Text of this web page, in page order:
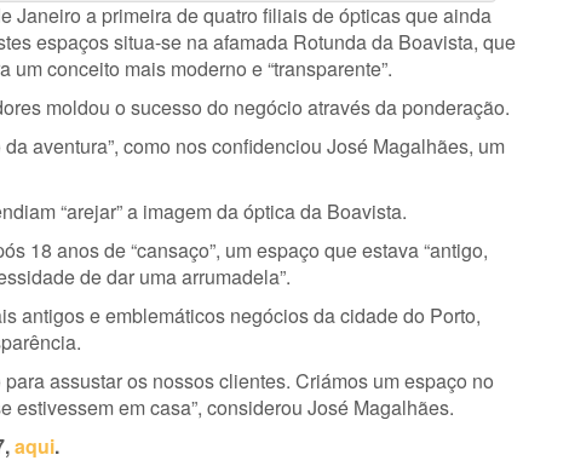
Janeiro a primeira de quatro filiais de ópticas que ainda
espaços situa-se na afamada Rotunda da Boavista, que
conceito mais moderno e “transparente”.
moldou o sucesso do negócio através da ponderação.
da aventura”, como nos confidenciou José Magalhães, um
“arejar” a imagem da óptica da Boavista.
18 anos de “cansaço”, um espaço que estava “antigo,
de dar uma arrumadela”.
antigos e emblemáticos negócios da cidade do Porto,
assustar os nossos clientes. Criámos um espaço no
em casa”, considerou José Magalhães.
aqui.